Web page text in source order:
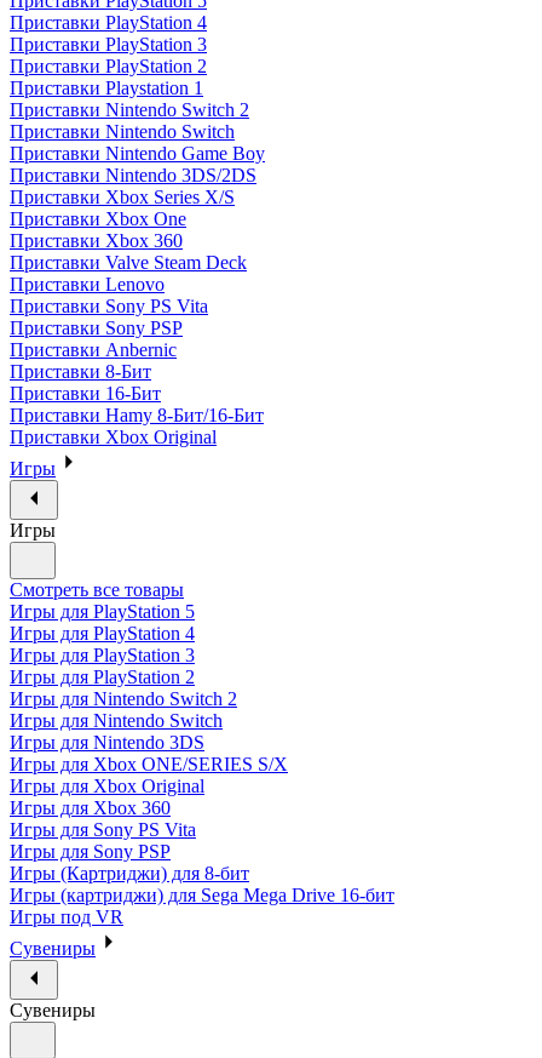
Приставки PlayStation 4
Приставки PlayStation 3
Приставки PlayStation 2
Приставки Playstation 1
Приставки Nintendo Switch 2
Приставки Nintendo Switch
Приставки Nintendo Game Boy
Приставки Nintendo 3DS/2DS
Приставки Xbox Series X/S
Приставки Xbox One
Приставки Xbox 360
Приставки Valve Steam Deck
Приставки Lenovo
Приставки Sony PS Vita
Приставки Sony PSP
Приставки Anbernic
Приставки 8-Бит
Приставки 16-Бит
Приставки Hamy 8-Бит/16-Бит
Приставки Xbox Original
Игры
Игры
Смотреть все товары
Игры для PlayStation 5
Игры для PlayStation 4
Игры для PlayStation 3
Игры для PlayStation 2
Игры для Nintendo Switch 2
Игры для Nintendo Switch
Игры для Nintendo 3DS
Игры для Xbox ONE/SERIES S/X
Игры для Xbox Original
Игры для Xbox 360
Игры для Sony PS Vita
Игры для Sony PSP
Игры (Картриджи) для 8-бит
Игры (картриджи) для Sega Mega Drive 16-бит
Игры под VR
Сувениры
Сувениры